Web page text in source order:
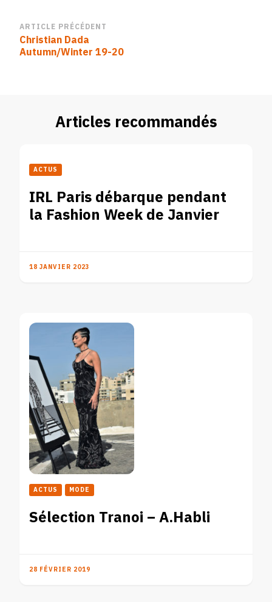
Navigation
d’article
ARTICLE PRÉCÉDENT
Christian Dada
Autumn/Winter 19-20
Articles recommandés
ACTUS
IRL Paris débarque pendant
la Fashion Week de Janvier
18 JANVIER 2023
ACTUS MODE
Sélection Tranoi – A.Habli
28 FÉVRIER 2019